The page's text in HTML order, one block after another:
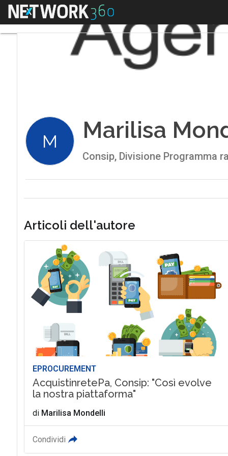
Menu
M Marilisa
Consip, Divisione Programma
Articoli dell'autore
EPROCUREMENT
AcquistinretePa, Consip: "Così evolve
la nostra piattaforma"
di Marilisa Mondelli
Condividi